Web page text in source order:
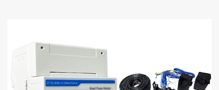
anni assistente di Guglielmo Marconi , diventandone in seguito
sull’elettromagnetismo. Ighina si è concentrato molto sullo studio
del Monopolo Magnetico che ha sintetizzato nel concetto di Atomo